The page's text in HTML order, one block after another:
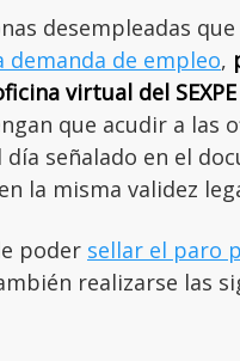
desempleadas
demanda de empleo,
virtual del SEXPE
que acudir a las
señalado en el
la misma validez
poder sellar el paro
realizarse las